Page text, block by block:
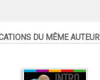
DU MÊME AUTEUR